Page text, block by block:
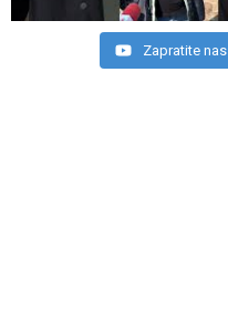
Zapratite nas